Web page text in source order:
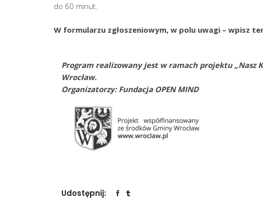
do 60 minut.
W formularzu zgłoszeniowym, w polu uwagi – wpisz
Program realizowany jest w ramach projektu „Nasz
Wrocław.
Organizatorzy: Fundacja OPEN MIND
Udostępnij: